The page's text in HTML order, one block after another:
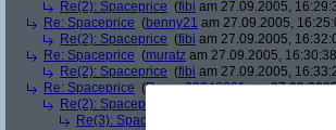
Re(2): Spaceprice (fibi am 27.09.2005,
Re: Spaceprice (benny21 am 27.09.2005,
Re(2): Spaceprice (fibi am 27.09.2005,
Re: Spaceprice (muratz am 27.09.2005,
Re(2): Spaceprice (fibi am 27.09.2005,
Re: Spaceprice (Ronny03042001am
Re(2): Spaceprice
Re(3): Spaceprice